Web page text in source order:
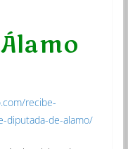
recibe-
diputada-de-alamo/